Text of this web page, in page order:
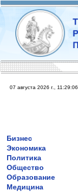
07 августа 2026 г., 11:29:06
Бизнес
Экономика
Политика
Общество
Образование
Медицина